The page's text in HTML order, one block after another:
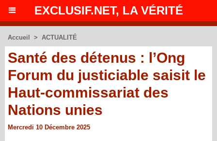
EXCLUSIF.NET, LA VÉRITÉ
Accueil > ACTUALITÉ
Santé des détenus : l’Ong
Forum du justiciable saisit le
Haut-commissariat des
Nations unies
Mercredi 10 Décembre 2025